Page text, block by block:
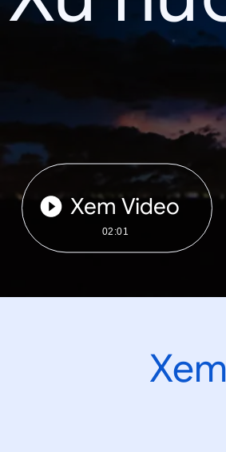
Xem Video
02:01